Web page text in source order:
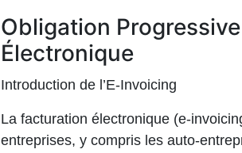
Obligation
Électronique
Introduction de l’E-Invoicing
La facturation électronique (e-
entreprises, y compris les auto-